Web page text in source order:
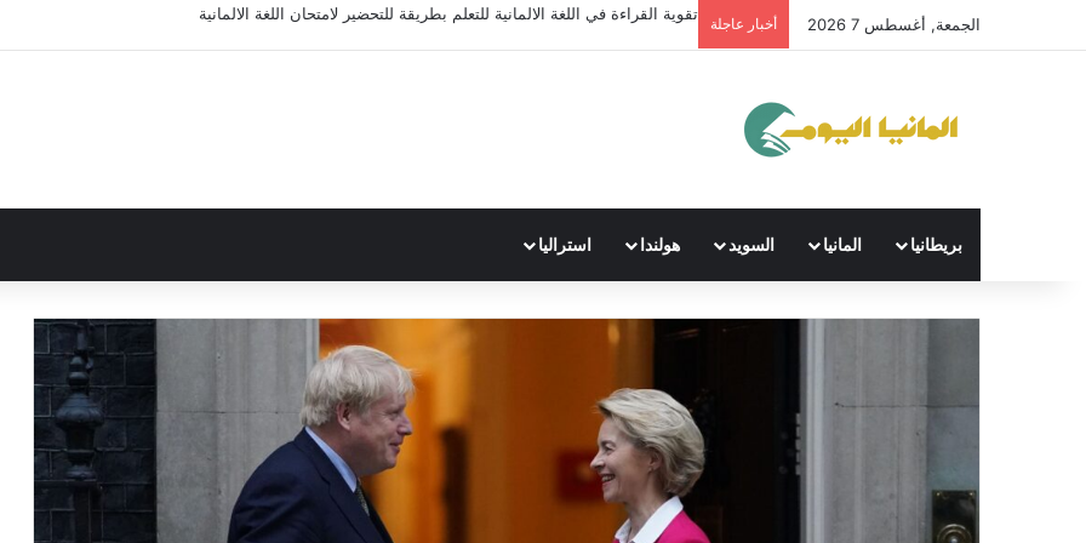
الجمعة, أغسطس 7 2026 أخبار عاجلة
تقوية القراءة في اللغة الالمانية للتعلم بطريقة للتحضير لامتحان اللغة الالمانية
بريطانيا المانيا السويد هولندا استراليا